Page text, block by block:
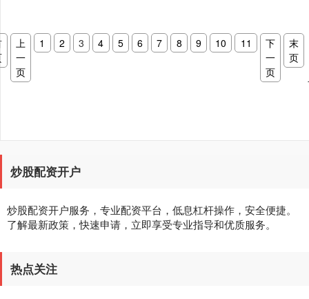
上
一
页
1 2 3 4 5 6 7 8 9 10 11
下
一
页
末
页
炒股配资开户
炒股配资开户服务，专业配资平台，低息杠杆操作，安全便捷。
了解最新政策，快速申请，立即享受专业指导和优质服务。
热点关注